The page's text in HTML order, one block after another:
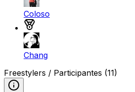
Coloso
Chang
Freestylers / Participantes (11)